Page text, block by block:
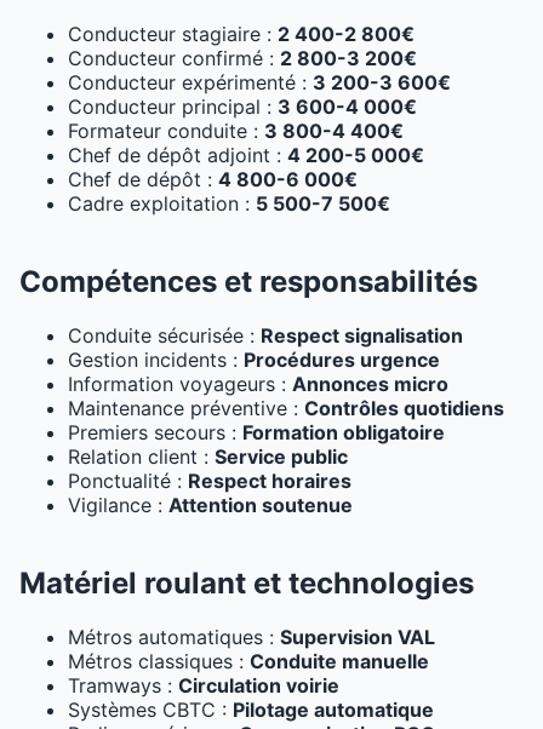
Conducteur stagiaire : 2 400-2 800€
Conducteur confirmé : 2 800-3 200€
Conducteur expérimenté : 3 200-3 600€
Conducteur principal : 3 600-4 000€
Formateur conduite : 3 800-4 400€
Chef de dépôt adjoint : 4 200-5 000€
Chef de dépôt : 4 800-6 000€
Cadre exploitation : 5 500-7 500€
Compétences et responsabilités
Conduite sécurisée : Respect signalisation
Gestion incidents : Procédures urgence
Information voyageurs : Annonces micro
Maintenance préventive : Contrôles quotidiens
Premiers secours : Formation obligatoire
Relation client : Service public
Ponctualité : Respect horaires
Vigilance : Attention soutenue
Matériel roulant et technologies
Métros automatiques : Supervision VAL
Métros classiques : Conduite manuelle
Tramways : Circulation voirie
Systèmes CBTC : Pilotage automatique